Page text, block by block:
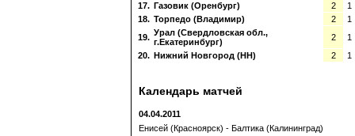
17. Газовик (Оренбург) 2
1
18. Торпедо (Владимир) 2
1
19. Урал (Свердловская обл.,
г.Екатеринбург)
2
1
20. Нижний Новгород (НН) 2 1
Календарь матчей
04.04.2011
Енисей (Красноярск) - Балтика (Калининград)